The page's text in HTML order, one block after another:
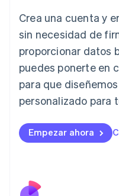
Crea una cuenta y
sin necesidad de
proporcionar datos
puedes ponerte en
para que
personalizado para
Empezar ahora
English
Irlanda
Italia
ItalianoEnglish
Japón
English
Letonia
Liechtenstein
DeutschEnglish
Français